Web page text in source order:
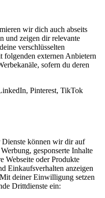
wir dich auch abseits
und zeigen dir relevante
verschlüsselten
folgenden externen Anbietern
sofern du deren
Pinterest, TikTok
Dienste können wir dir auf
gesponserte Inhalte
Webseite oder Produkte
Einkaufsverhalten anzeigen
deiner Einwilligung setzen
Drittdienste ein: